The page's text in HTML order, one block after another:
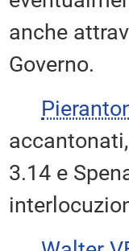
anche
Governo.
3.14 e